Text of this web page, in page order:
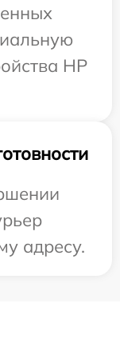
HP
адресу.